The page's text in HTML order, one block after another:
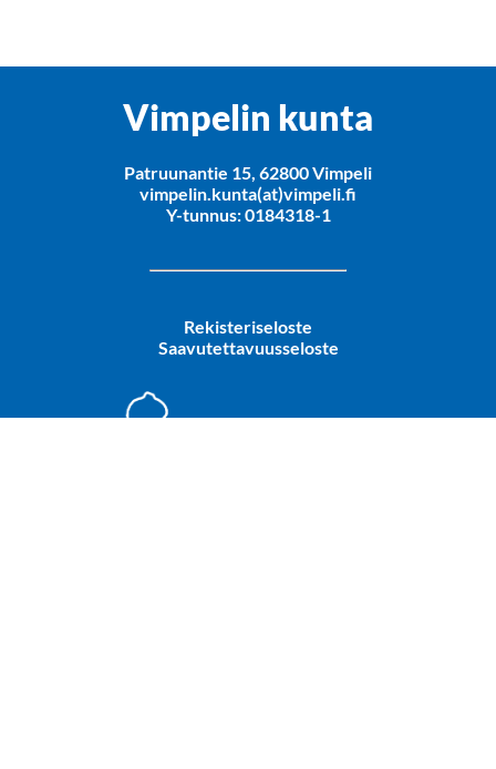
Vimpelin kunta
Patruunantie 15, 62800 Vimpeli
vimpelin.kunta(at)vimpeli.fi
Y-tunnus: 0184318-1
Rekisteriseloste
Saavutettavuusseloste